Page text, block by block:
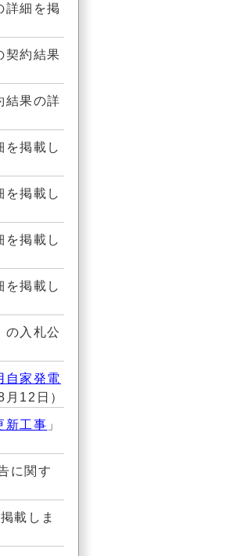
詳細を掲
契約結果
結果の詳
を掲載し
を掲載し
を掲載し
を掲載し
の入札公
自家発電
12日）
新工事 」
に関す
載しま